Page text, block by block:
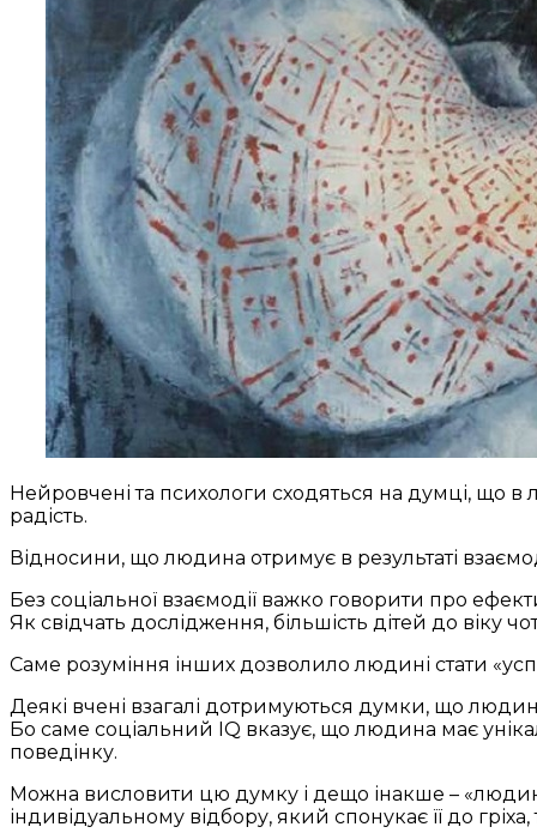
Нейровчені та психологи сходяться на думці, що в
радість.
Відносини, що людина отримує в результаті
Без соціальної взаємодії важко говорити про
Як свідчать дослідження, більшість дітей до віку
Саме розуміння інших дозволило людині стати
Деякі вчені взагалі дотримуються думки, що
Бо саме соціальний IQ вказує, що людина має
поведінку.
Можна висловити цю думку і дещо інакше –
індивідуальному відбору, який спонукає її до